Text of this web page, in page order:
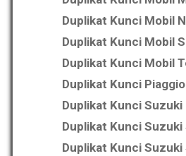
Duplikat Kunci Mobil
Duplikat Kunci Mobil
Duplikat Kunci Mobil
Duplikat Kunci Piaggio
Duplikat Kunci Suzuki
Duplikat Kunci Suzuki
Duplikat Kunci Suzuki